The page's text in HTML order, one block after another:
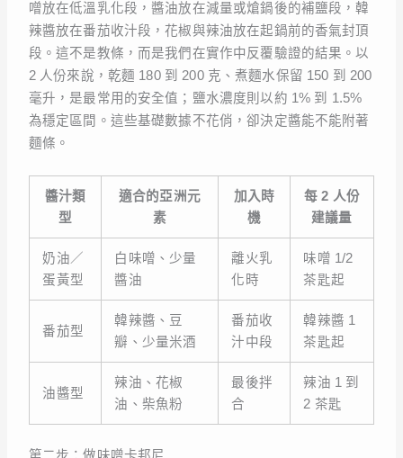
噌放在低溫乳化段，醬油放在減量或熗鍋後的補鹽段，韓
辣醬放在番茄收汁段，花椒與辣油放在起鍋前的香氣封頂
段。這不是教條，而是我們在實作中反覆驗證的結果。以
2 人份來說，乾麵 180 到 200 克、煮麵水保留 150 到 200
毫升，是最常用的安全值；鹽水濃度則以約 1% 到 1.5%
為穩定區間。這些基礎數據不花俏，卻決定醬能不能附著
麵條。
醬汁類
型
適合的亞洲元
素
加入時
機
每 2 人份
建議量
奶油／
蛋黃型
白味噌、少量
醬油
離火乳
化時
味噌 1/2
茶匙起
番茄型
韓辣醬、豆
瓣、少量米酒
番茄收
汁中段
韓辣醬 1
茶匙起
油醬型
辣油、花椒
油、柴魚粉
最後拌
合
辣油 1 到
2 茶匙